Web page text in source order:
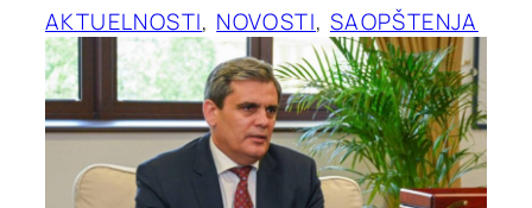
AKTUELNOSTI, NOVOSTI, SAOPŠTENJA